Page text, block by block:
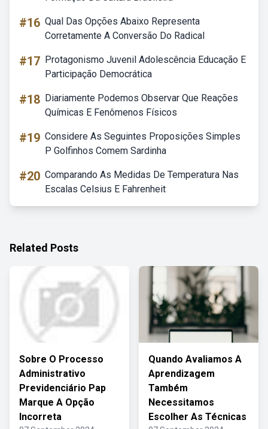
#16 Qual Das Opções Abaixo Representa
Corretamente A Conversão Do Radical
#17 Protagonismo Juvenil Adolescência Educação E
Participação Democrática
#18 Diariamente Podemos Observar Que Reações
Químicas E Fenômenos Físicos
#19 Considere As Seguintes Proposições Simples
P Golfinhos Comem Sardinha
#20 Comparando As Medidas De Temperatura Nas
Escalas Celsius E Fahrenheit
Related Posts
Sobre O Processo
Administrativo
Previdenciário Pap
Marque A Opção
Incorreta
Quando Avaliamos A
Aprendizagem
Também
Necessitamos
Escolher As Técnicas